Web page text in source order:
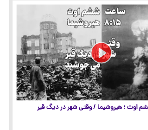
۸:۱۵ ششم اوت ؛ هیروشیما / وقتی شهر در دیگ قیر